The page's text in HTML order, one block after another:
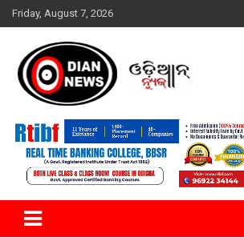
Skip
to
Friday, August 7, 2026
ଓଡିଆନ୍ ନ୍ୟୁଜ